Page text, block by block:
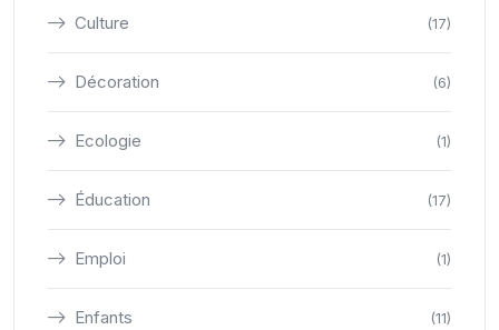
Culture (17)
Décoration (6)
Ecologie (1)
Éducation (17)
Emploi (1)
Enfants (11)